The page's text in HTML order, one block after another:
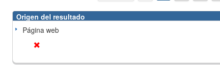
Origen del resultado
Página web